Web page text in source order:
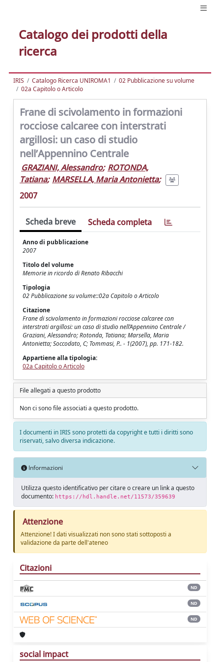
Catalogo dei prodotti della
ricerca
IRIS Catalogo Ricerca UNIROMA1
02 Pubblicazione su volume
02a Capitolo o Articolo
Frane di scivolamento in formazioni
rocciose calcaree con interstrati
argillosi: un caso di studio
nell’Appennino Centrale
GRAZIANI, Alessandro; ROTONDA,
Tatiana; MARSELLA, Maria Antonietta;
2007
Scheda breve Scheda completa
Anno di pubblicazione
2007
Titolo del volume
Memorie in ricordo di Renato Ribacchi
Tipologia
02 Pubblicazione su volume::02a Capitolo o Articolo
Citazione
Frane di scivolamento in formazioni rocciose calcaree con
interstrati argillosi: un caso di studio nell’Appennino Centrale /
Graziani, Alessandro; Rotonda, Tatiana; Marsella, Maria
Antonietta; Soccodato, C; Tommasi, P.. - 1(2007), pp. 171-182.
Appartiene alla tipologia:
02a Capitolo o Articolo
File allegati a questo prodotto
Non ci sono file associati a questo prodotto.
I documenti in IRIS sono protetti da copyright e tutti i diritti sono
riservati, salvo diversa indicazione.
Informazioni
Utilizza questo identificativo per citare o creare un link a questo
documento: https://hdl.handle.net/11573/359639
Attenzione
Attenzione! I dati visualizzati non sono stati sottoposti a
validazione da parte dell'ateneo
Citazioni
ND
ND
ND
social impact